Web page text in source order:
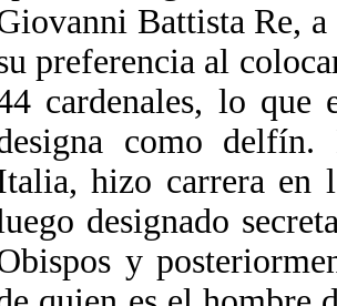
Battista Re,
preferencia al
cardenales, lo que
como
hizo carrera en
designado
y